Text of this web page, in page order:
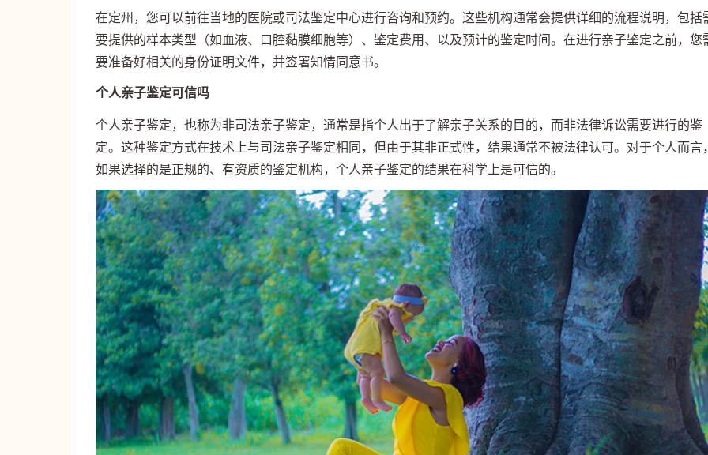
在定州，您可以前往当地的医院或司法鉴定中心进行咨询和预约。这些机构通常会提供详细的流程说明，包括
要提供的样本类型（如血液、口腔黏膜细胞等）、鉴定费用、以及预计的鉴定时间。在进行亲子鉴定之前，您
要准备好相关的身份证明文件，并签署知情同意书。
个人亲子鉴定可信吗
个人亲子鉴定，也称为非司法亲子鉴定，通常是指个人出于了解亲子关系的目的，而非法律诉讼需要进行的鉴
定。这种鉴定方式在技术上与司法亲子鉴定相同，但由于其非正式性，结果通常不被法律认可。对于个人而言
如果选择的是正规的、有资质的鉴定机构，个人亲子鉴定的结果在科学上是可信的。